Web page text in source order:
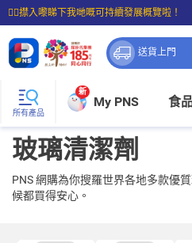
☝🏼㩒入嚟睇下我哋嘅可持續發展概覽啦！
⭐購物滿$399即享免費送貨；滿$100即可
送貨上門
所有產品
新
My PNS 食
玻璃清潔劑
PNS 網購為你搜羅世界各地多款優
候都買得安心。